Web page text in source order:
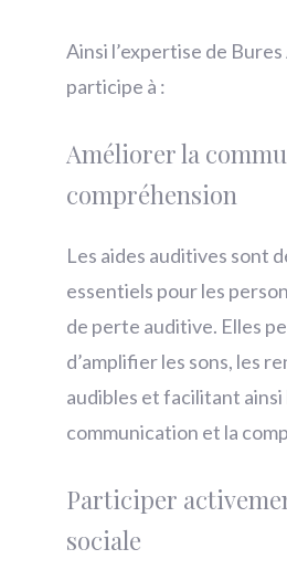
Ainsi l’expertise de
participe à :
Améliorer la
compréhension
Les aides auditives sont
essentiels pour les
de perte auditive. Elles
d’amplifier les sons, les
audibles et facilitant ainsi
communication et la
Participer
sociale